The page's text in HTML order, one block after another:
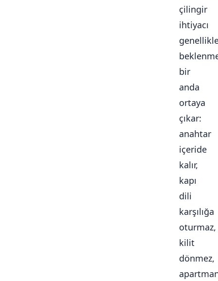
çilingir
ihtiyacı
bir
anda
ortaya
çıkar:
anahtar
içeride
kalır,
kapı
dili
karşılığa
oturmaz,
kilit
dönmez,